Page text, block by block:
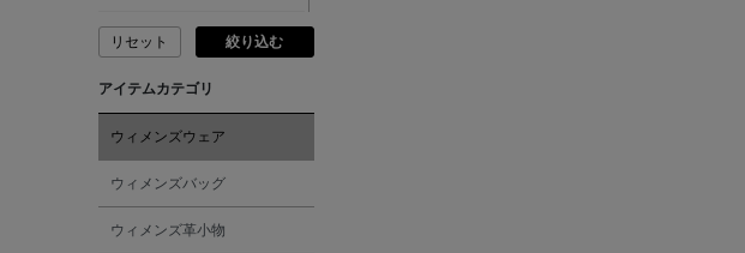
ADLIN HUE
ADVISORY BOARD
CRYSTALS
リセット 絞り込む
アイテムカテゴリ
ウィメンズウェア
ウィメンズバッグ
ウィメンズ革小物